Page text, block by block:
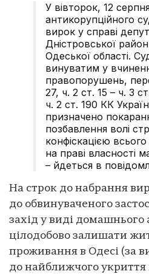
У вівторок, 12
антикорупційного
вирок у справі
Дністровської
Одеської області.
винуватим у
правопорушень,
27, ч. 2 ст. 15 – ч. 3
ч. 2 ст. 190 КК
призначено
позбавлення волі
конфіскацією
на праві власності
– йдеться в
На строк до набрання
до обвинуваченого
захід у виді домашнього
цілодобово залишати
проживання в Одесі (за
до найближчого укриття